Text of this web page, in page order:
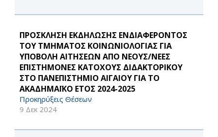
ΠΡΟΣΚΛΗΣΗ ΕΚΔΗΛΩΣΗΣ ΕΝΔΙΑΦΕΡΟΝΤΟΣ
ΤΟΥ ΤΜΗΜΑΤΟΣ ΚΟΙΝΩΝΙΟΛΟΓΙΑΣ ΓΙΑ
ΥΠΟΒΟΛΗ ΑΙΤΗΣΕΩΝ ΑΠΟ ΝΕΟΥΣ/ΝΕΕΣ
ΕΠΙΣΤΗΜΟΝΕΣ ΚΑΤΟΧΟΥΣ ΔΙΔΑΚΤΟΡΙΚΟΥ
ΣΤΟ ΠΑΝΕΠΙΣΤΗΜΙΟ ΑΙΓΑΙΟΥ ΓΙΑ ΤΟ
ΑΚΑΔΗΜΑΪΚΟ ΕΤΟΣ 2024-2025
Προκηρύξεις Θέσεων
9 Δεκ 2024